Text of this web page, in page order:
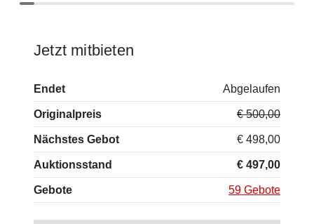
Jetzt mitbieten
Endet Abgelaufen
Originalpreis € 500,00
Nächstes Gebot € 498,00
Auktionsstand € 497,00
Gebote 59 Gebote